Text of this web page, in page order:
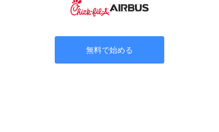
無料で始める